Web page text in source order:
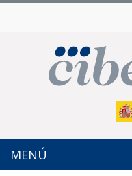
MENÚ